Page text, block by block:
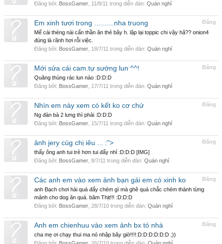
Đăng bởi: BossGamer, 11/8/11 trong diễn đàn: Quán nghỉ
Đăng
Em xinh tươi trong ..........nha truong
Mế cái thèng nài cẩn thần ăn thẻ bây h. lập lại toppic chi vậy hã?? onion4
đúng là rãnh hơi rỗi việc.
Đăng bởi: BossGamer, 18/7/11 trong diễn đàn: Quán nghỉ
Đăng
Mới sửa cái cam.tự sướng lun ^^!
Quăng thùng rác lun nào :D:D:D
Đăng bởi: BossGamer, 17/7/11 trong diễn đàn: Quán nghỉ
Đăng
Nhìn em này xem có kết ko cơ chứ
Ng đàn bà 2 lưng thì phải :D:D:D
Đăng bởi: BossGamer, 15/7/11 trong diễn đàn: Quán nghỉ
Đăng
ảnh jery cùg chị iêu ... :">
thấy ông anh tui trẻ hơn tui đấy nhỉ :D:D:D [IMG]
Đăng bởi: BossGamer, 8/7/11 trong diễn đàn: Quán nghỉ
Đăng
Các anh em vào xem ảnh bạn gái em có xinh ko
anh Bạch chơi hài quá đấy chém gì mà ghê quá chắc chém thành từng
mảnh cho dog ăn quá. băm Thịt!!! :D:D:D
Đăng bởi: BossGamer, 28/7/10trong diễn đàn: Quán nghỉ
Đăng
Anh em chienhuu vào xem ảnh bx tó nhá
cha mẹ ơi chạy thui ma nó nhập bây giờ!!!!:D:D:D:D:D:D ;))